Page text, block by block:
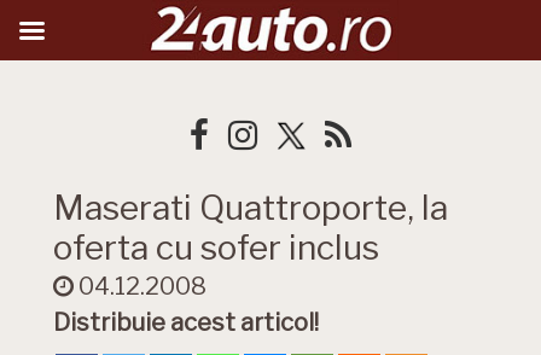
Maserati Quattroporte, la
oferta cu sofer inclus
04.12.2008
Distribuie acest articol!